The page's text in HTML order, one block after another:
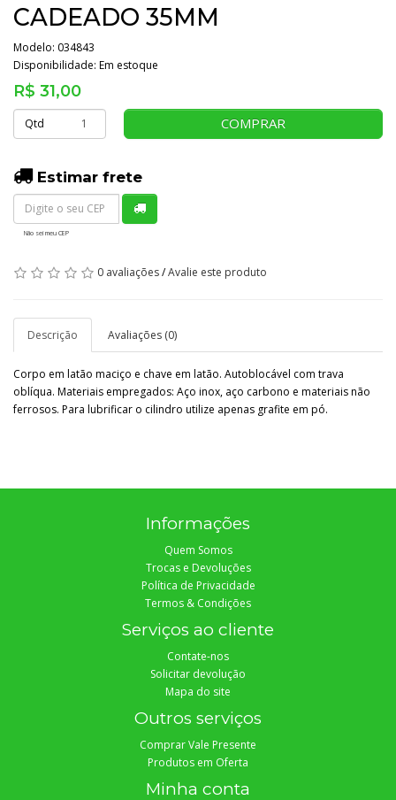
CADEADO 35MM
Modelo: 034843
Disponibilidade: Em estoque
R$ 31,00
Qtd COMPRAR
Estimar frete
Não sei meu CEP
0 avaliações/Avalie este produto
Descrição Avaliações (0)
Corpo em latão maciço e chave em latão. Autoblocável com trava
oblíqua. Materiais empregados: Aço inox, aço carbono e materiais não
ferrosos. Para lubrificar o cilindro utilize apenas grafite em pó.
Informações
Quem Somos
Trocas e Devoluções
Política de Privacidade
Termos & Condições
Serviços ao cliente
Contate-nos
Solicitar devolução
Mapa do site
Outros serviços
Comprar Vale Presente
Produtos em Oferta
Minha conta